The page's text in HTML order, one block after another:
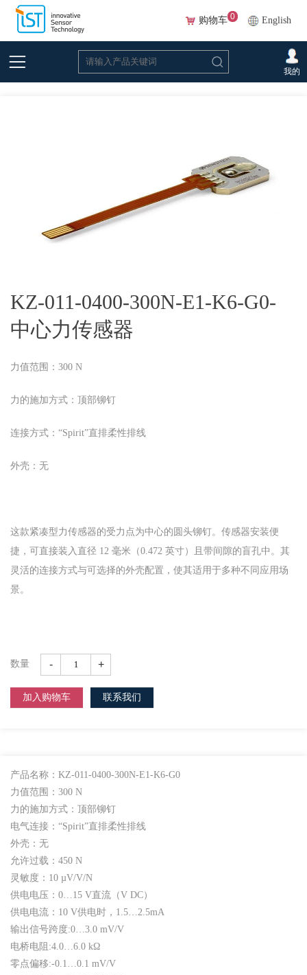
English
购物车 0
我的
首页 >力传感器> 力传感器元件 >KZ-011-0400-300N-E1-K6-
KZ-011-0400-300N-E1-K6-G0-
中心力传感器
力值范围：300 N
力的施加方式：顶部铆钉
连接方式：“Spirit”直排柔性排线
外壳：无
这款紧凑型力传感器的受力点为中心的圆头铆钉。传感器安装便
捷，可直接装入直径 12 毫米（0.472 英寸）且带间隙的盲孔中。其
灵活的连接方式与可选择的外壳配置，使其适用于多种不同应用场
景。
数量 - +
加入购物车 联系我们
产品名称：KZ-011-0400-300N-E1-K6-G0
力值范围：300 N
力的施加方式：顶部铆钉
电气连接：“Spirit”直排柔性排线
外壳：无
允许过载：450 N
灵敏度：10 µV/V/N
供电电压：0…15 V直流（V DC）
供电电流：10 V供电时，1.5…2.5mA
输出信号跨度:0…3.0 mV/V
电桥电阻:4.0…6.0 kΩ
零点偏移:-0.1…0.1 mV/V